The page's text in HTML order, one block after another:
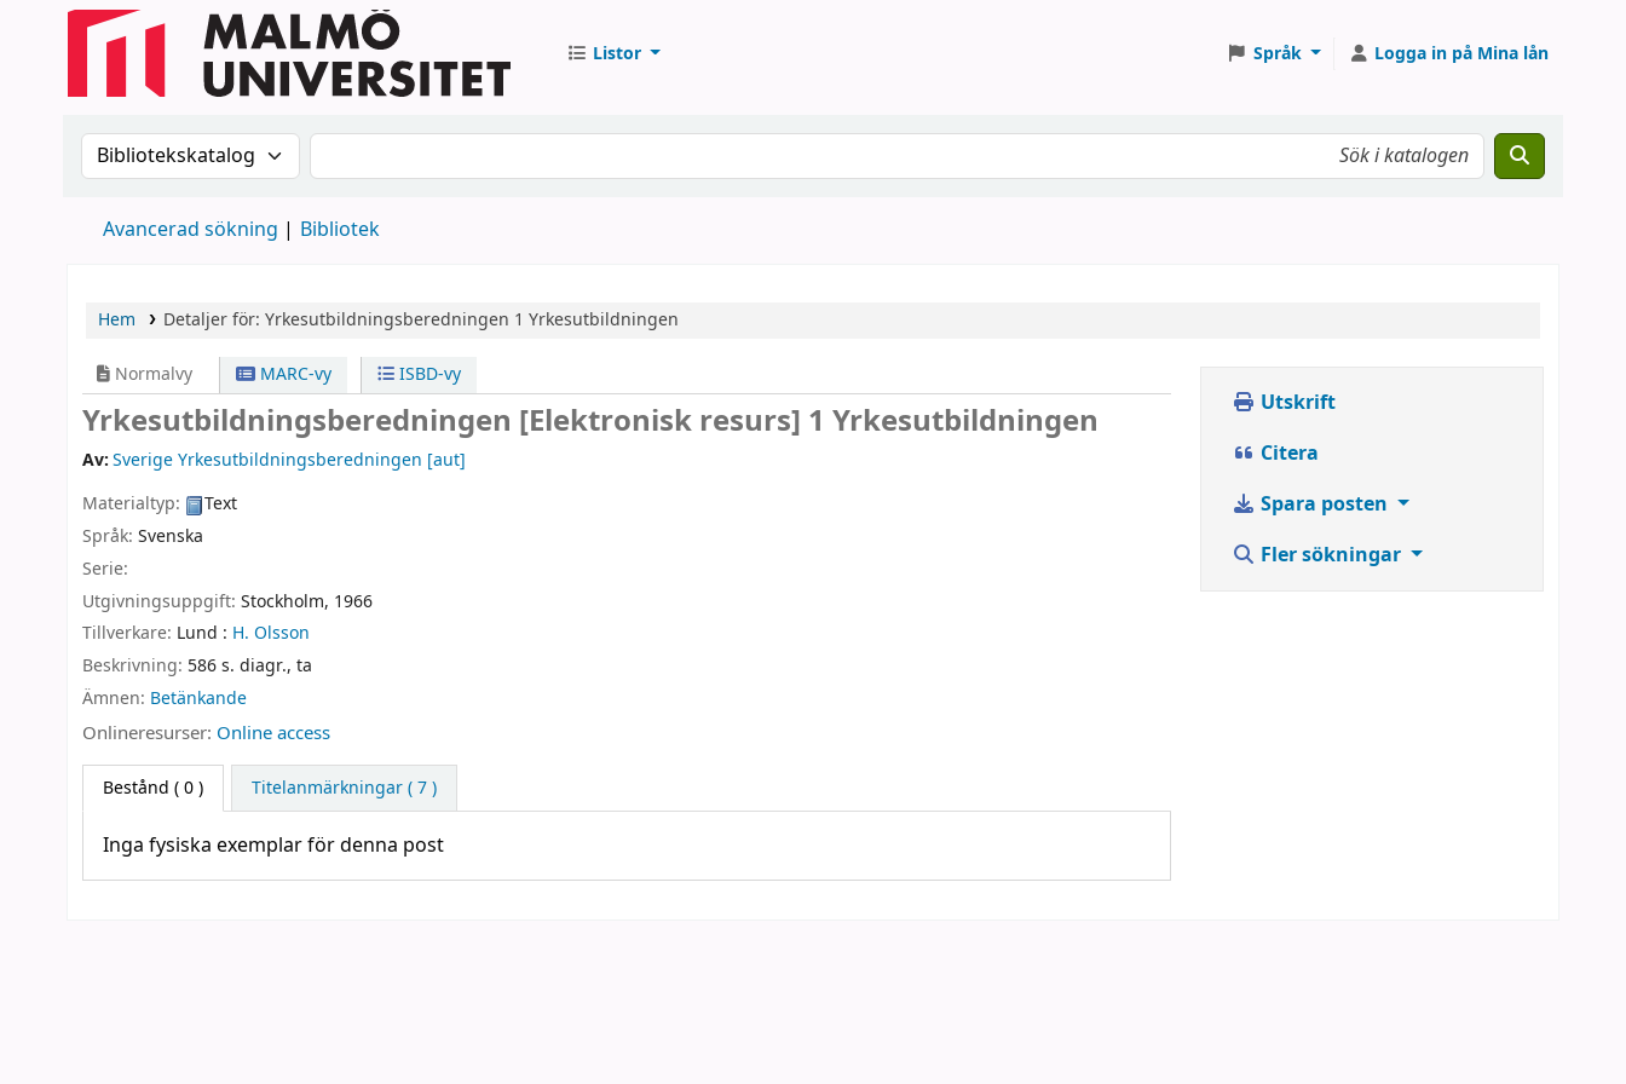
Listor Språk Logga in på Mina lån
Sök i katalogen efter:Sök i katalogen
Avancerad sökning Bibliotek
Hem Detaljer för: Yrkesutbildningsberedningen 1 Yrkesutbildningen
Normalvy MARC-vy ISBD-vy
Yrkesutbildningsberedningen [Elektronisk resurs] 1 Yrkesutbildningen
Av:Sverige Yrkesutbildningsberedningen [aut]
Materialtyp:
Text
Språk: Svenska
Serie:
Utgivningsuppgift: Stockholm, 1966
Tillverkare: Lund : H. Olsson
Beskrivning: 586 s. diagr., ta
Ämnen: Betänkande
Onlineresurser: Online access
Bestånd ( 0 ) Titelanmärkningar ( 7 )
Inga fysiska exemplar för denna post
Utskrift
Citera
Spara posten
Fler sökningar